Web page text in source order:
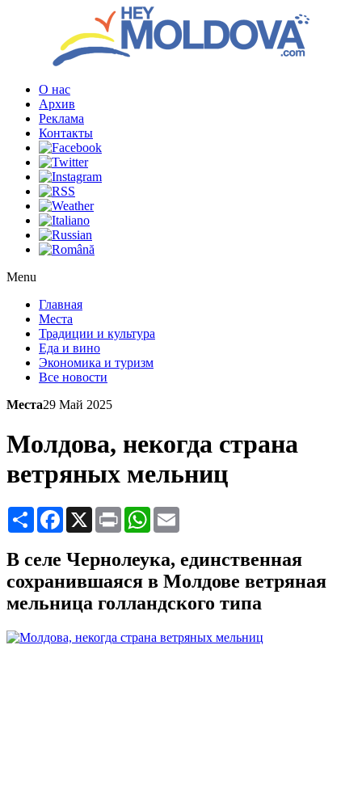
О нас
Архив
Реклама
Контакты
Menu
Главная
Места
Традиции и культура
Еда и вино
Экономика и туризм
Все новости
Места29 Май 2025
Молдова, некогда страна
ветряных мельниц
Share Facebook
X Print WhatsApp
В селе Чернолеука, единственная
сохранившаяся в Молдове ветряная
мельница голландского типа